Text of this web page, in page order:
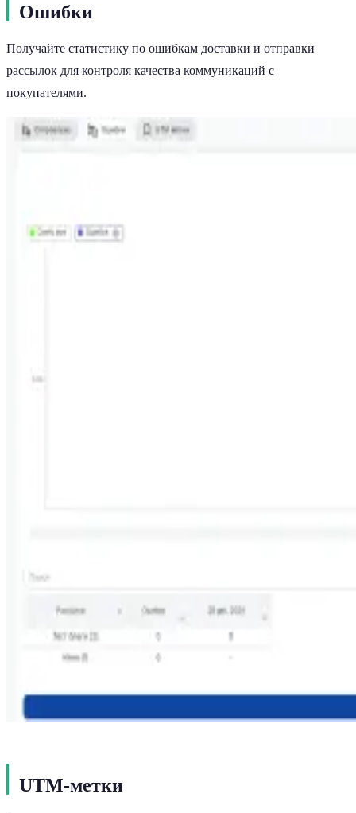
Ошибки
Получайте статистику по ошибкам доставки и отправки
рассылок для контроля качества коммуникаций с
покупателями.
UTM-метки